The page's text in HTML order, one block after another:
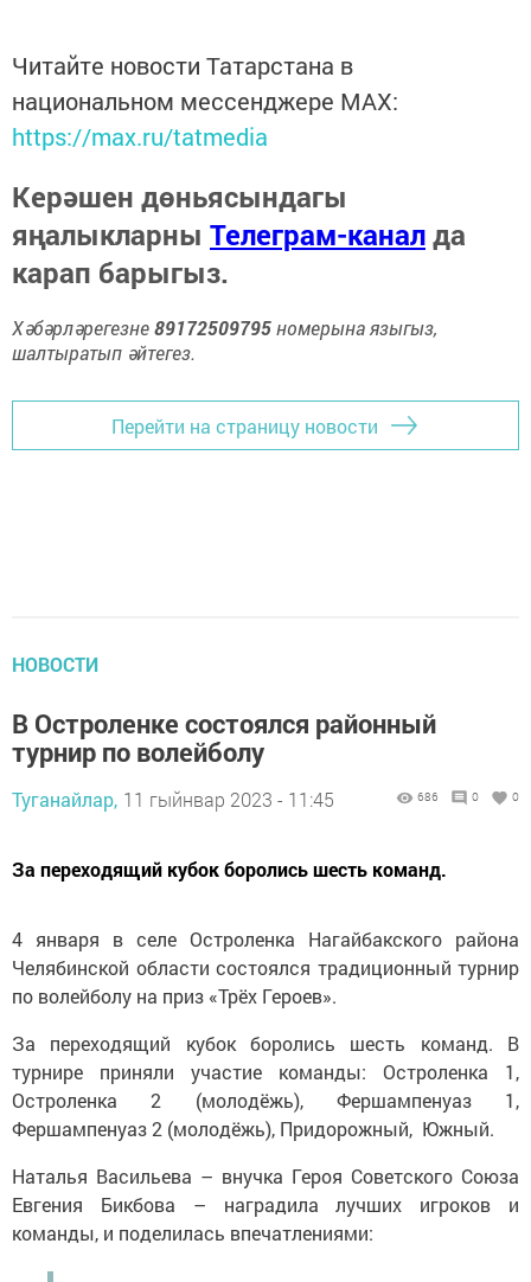
Читайте новости Татарстана в
национальном мессенджере MАХ:
https://max.ru/tatmedia
Керәшен дөньясындагы
яңалыкларны Телеграм-каналда
карап барыгыз.
Хәбәрләрегезне89172509795номерына языгыз,
шалтыратып әйтегез.
Перейти на страницу новости
НОВОСТИ
В Остроленке состоялся районный
турнир по волейболу
Туганайлар, 11 гыйнвар 2023 - 11:45 686 0 0
За переходящий кубок боролись шесть команд.
4 января в селе Остроленка Нагайбакского района
Челябинской области состоялся традиционный турнир
по волейболу на приз «Трёх Героев».
За переходящий кубок боролись шесть команд. В
турнире приняли участие команды: Остроленка 1,
Остроленка 2 (молодёжь), Фершампенуаз 1,
Фершампенуаз 2 (молодёжь), Придорожный, Южный.
Наталья Васильева – внучка Героя Советского Союза
Евгения Бикбова – наградила лучших игроков и
команды, и поделилась впечатлениями: